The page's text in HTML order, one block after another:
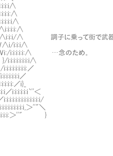
て街で武器とか振り
…念のため。
／
／
／i}_
i:i:i:i:i:i`''＜
＞''"＼
i:i:i:i:＞''" }